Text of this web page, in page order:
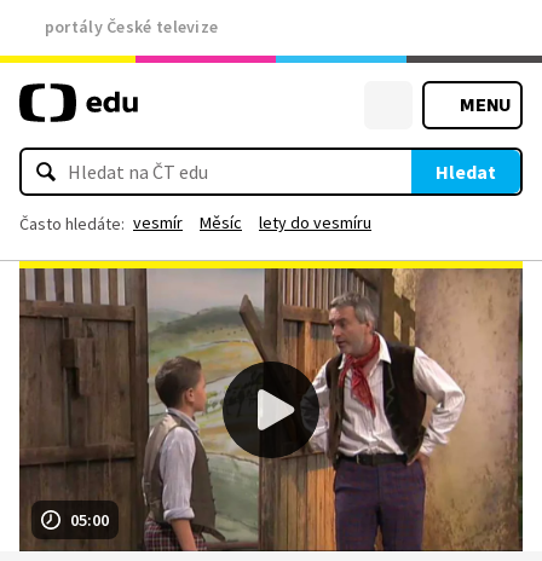
portály České televize
MENU
Hledat
Často hledáte: vesmír Měsíc lety do vesmíru
05:00